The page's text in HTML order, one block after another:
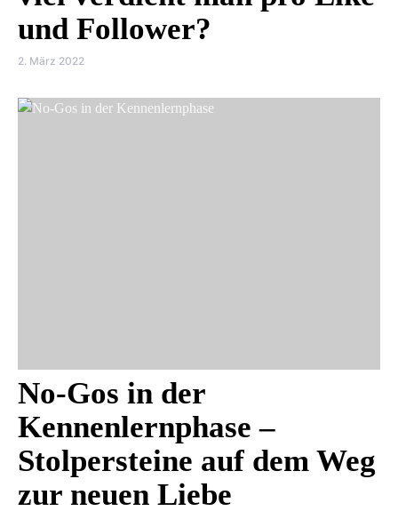
und Follower?
2. März 2022
No-Gos in der
Kennenlernphase –
Stolpersteine auf dem Weg
zur neuen Liebe